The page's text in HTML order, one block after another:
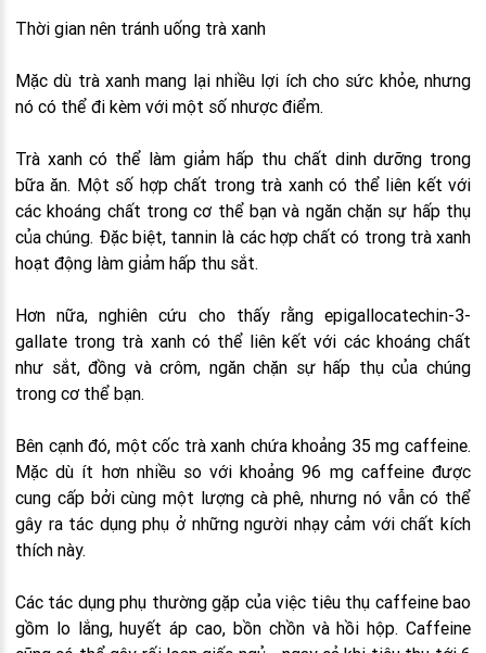
Thời gian nên tránh uống trà xanh
Mặc dù trà xanh mang lại nhiều lợi ích cho sức khỏe, nhưng
nó có thể đi kèm với một số nhược điểm.
Trà xanh có thể làm giảm hấp thu chất dinh dưỡng trong
bữa ăn. Một số hợp chất trong trà xanh có thể liên kết với
các khoáng chất trong cơ thể bạn và ngăn chặn sự hấp thụ
của chúng. Đặc biệt, tannin là các hợp chất có trong trà xanh
hoạt động làm giảm hấp thu sắt.
Hơn nữa, nghiên cứu cho thấy rằng epigallocatechin-3-
gallate trong trà xanh có thể liên kết với các khoáng chất
như sắt, đồng và crôm, ngăn chặn sự hấp thụ của chúng
trong cơ thể bạn.
Bên cạnh đó, một cốc trà xanh chứa khoảng 35 mg caffeine.
Mặc dù ít hơn nhiều so với khoảng 96 mg caffeine được
cung cấp bởi cùng một lượng cà phê, nhưng nó vẫn có thể
gây ra tác dụng phụ ở những người nhạy cảm với chất kích
thích này.
Các tác dụng phụ thường gặp của việc tiêu thụ caffeine bao
gồm lo lắng, huyết áp cao, bồn chồn và hồi hộp. Caffeine